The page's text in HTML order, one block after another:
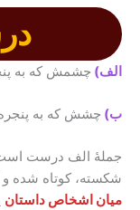
الف) چشمش که به
ب) چشش که به
جملۀ الف درست
شکسته، کوتاه شده
میان اشخاص داستان